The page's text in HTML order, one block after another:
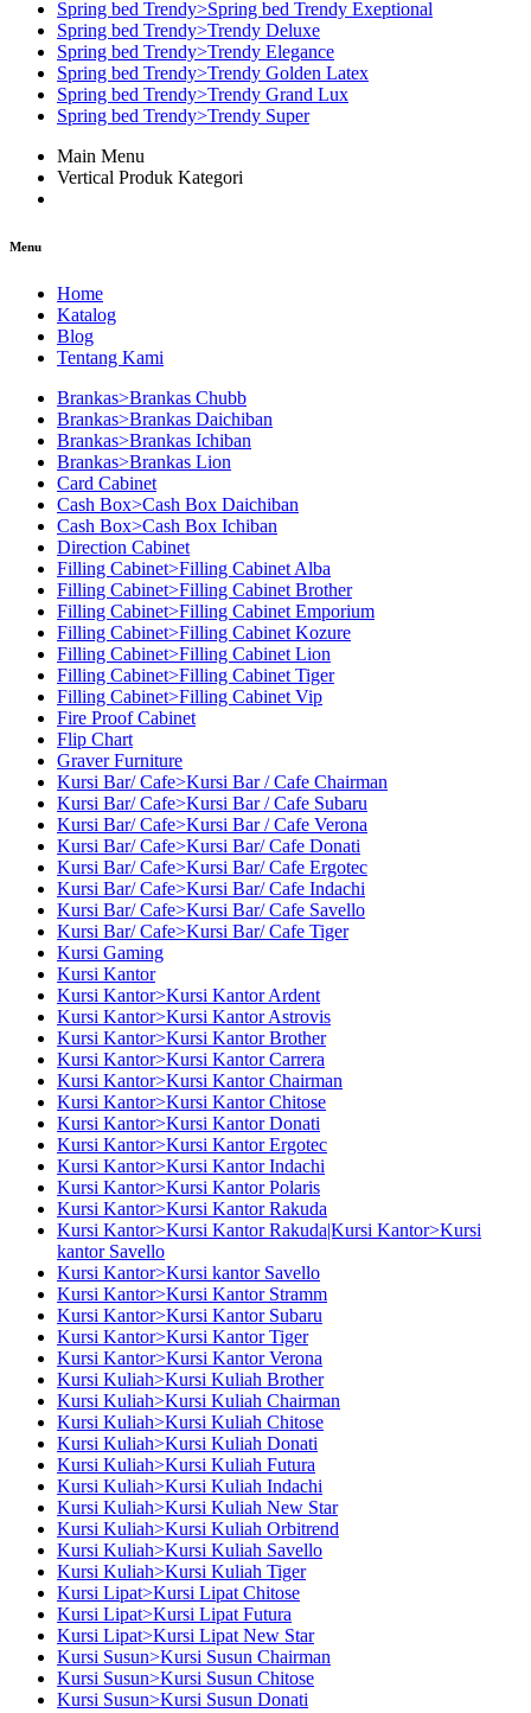
Spring bed Trendy>Spring bed Trendy Exeptional
Spring bed Trendy>Trendy Deluxe
Spring bed Trendy>Trendy Elegance
Spring bed Trendy>Trendy Golden Latex
Spring bed Trendy>Trendy Grand Lux
Spring bed Trendy>Trendy Super
Main Menu
Vertical Produk Kategori
Menu
Home
Katalog
Blog
Tentang Kami
Brankas>Brankas Chubb
Brankas>Brankas Daichiban
Brankas>Brankas Ichiban
Brankas>Brankas Lion
Card Cabinet
Cash Box>Cash Box Daichiban
Cash Box>Cash Box Ichiban
Direction Cabinet
Filling Cabinet>Filling Cabinet Alba
Filling Cabinet>Filling Cabinet Brother
Filling Cabinet>Filling Cabinet Emporium
Filling Cabinet>Filling Cabinet Kozure
Filling Cabinet>Filling Cabinet Lion
Filling Cabinet>Filling Cabinet Tiger
Filling Cabinet>Filling Cabinet Vip
Fire Proof Cabinet
Flip Chart
Graver Furniture
Kursi Bar/ Cafe>Kursi Bar / Cafe Chairman
Kursi Bar/ Cafe>Kursi Bar / Cafe Subaru
Kursi Bar/ Cafe>Kursi Bar / Cafe Verona
Kursi Bar/ Cafe>Kursi Bar/ Cafe Donati
Kursi Bar/ Cafe>Kursi Bar/ Cafe Ergotec
Kursi Bar/ Cafe>Kursi Bar/ Cafe Indachi
Kursi Bar/ Cafe>Kursi Bar/ Cafe Savello
Kursi Bar/ Cafe>Kursi Bar/ Cafe Tiger
Kursi Gaming
Kursi Kantor
Kursi Kantor>Kursi Kantor Ardent
Kursi Kantor>Kursi Kantor Astrovis
Kursi Kantor>Kursi Kantor Brother
Kursi Kantor>Kursi Kantor Carrera
Kursi Kantor>Kursi Kantor Chairman
Kursi Kantor>Kursi Kantor Chitose
Kursi Kantor>Kursi Kantor Donati
Kursi Kantor>Kursi Kantor Ergotec
Kursi Kantor>Kursi Kantor Indachi
Kursi Kantor>Kursi Kantor Polaris
Kursi Kantor>Kursi Kantor Rakuda
Kursi Kantor>Kursi Kantor Rakuda|Kursi Kantor>Kursi
kantor Savello
Kursi Kantor>Kursi kantor Savello
Kursi Kantor>Kursi Kantor Stramm
Kursi Kantor>Kursi Kantor Subaru
Kursi Kantor>Kursi Kantor Tiger
Kursi Kantor>Kursi Kantor Verona
Kursi Kuliah>Kursi Kuliah Brother
Kursi Kuliah>Kursi Kuliah Chairman
Kursi Kuliah>Kursi Kuliah Chitose
Kursi Kuliah>Kursi Kuliah Donati
Kursi Kuliah>Kursi Kuliah Futura
Kursi Kuliah>Kursi Kuliah Indachi
Kursi Kuliah>Kursi Kuliah New Star
Kursi Kuliah>Kursi Kuliah Orbitrend
Kursi Kuliah>Kursi Kuliah Savello
Kursi Kuliah>Kursi Kuliah Tiger
Kursi Lipat>Kursi Lipat Chitose
Kursi Lipat>Kursi Lipat Futura
Kursi Lipat>Kursi Lipat New Star
Kursi Susun>Kursi Susun Chairman
Kursi Susun>Kursi Susun Chitose
Kursi Susun>Kursi Susun Donati